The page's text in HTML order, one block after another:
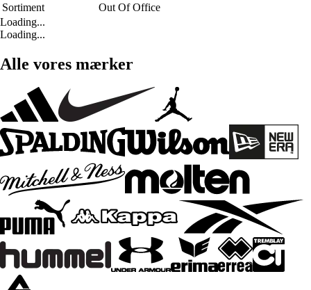
Sortiment
Out Of Office
Loading...
Loading...
Alle vores mærker